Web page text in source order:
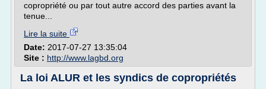
copropriété ou par tout autre accord des parties avant la
tenue...
Lire la suite
Date: 2017-07-27 13:35:04
Site : http://www.lagbd.org
La loi ALUR et les syndics de copropriétés